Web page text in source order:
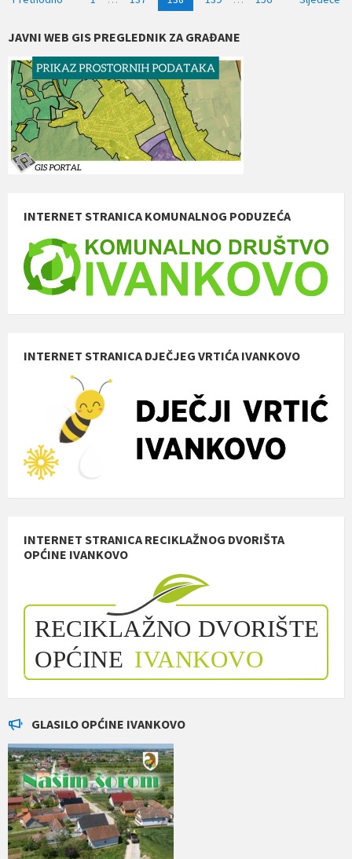
JAVNI WEB GIS PREGLEDNIK ZA GRAĐANE
INTERNET STRANICA KOMUNALNOG PODUZEĆA
INTERNET STRANICA DJEČJEG VRTIĆA IVANKOVO
INTERNET STRANICA RECIKLAŽNOG DVORIŠTA
OPĆINE IVANKOVO
GLASILO OPĆINE IVANKOVO